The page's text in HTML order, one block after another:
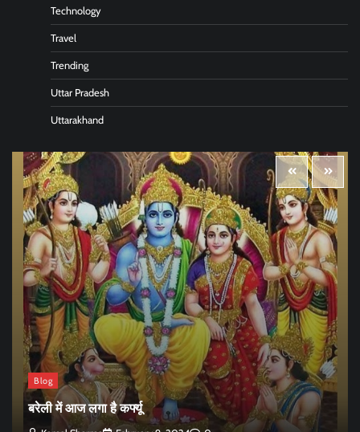
Technology
Travel
Trending
Uttar Pradesh
Uttarakhand
Blog
बरेली में आज लगा है कर्फ्यू